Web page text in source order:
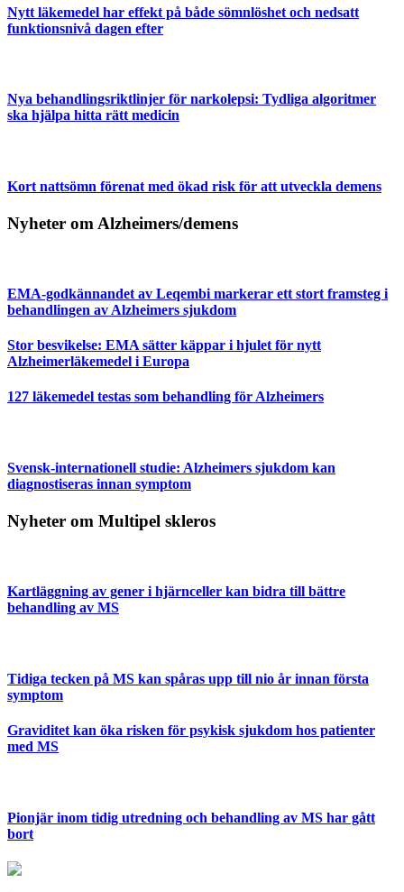
Nytt läkemedel har effekt på både sömnlöshet och nedsatt
funktionsnivå dagen efter
Nya behandlingsriktlinjer för narkolepsi: Tydliga algoritmer
ska hjälpa hitta rätt medicin
Kort nattsömn förenat med ökad risk för att utveckla demens
Nyheter om Alzheimers/demens
EMA-godkännandet av Leqembi markerar ett stort framsteg i
behandlingen av Alzheimers sjukdom
Stor besvikelse: EMA sätter käppar i hjulet för nytt
Alzheimerläkemedel i Europa
127 läkemedel testas som behandling för Alzheimers
Svensk-internationell studie: Alzheimers sjukdom kan
diagnostiseras innan symptom
Nyheter om Multipel skleros
Kartläggning av gener i hjärnceller kan bidra till bättre
behandling av MS
Tidiga tecken på MS kan spåras upp till nio år innan första
symptom
Graviditet kan öka risken för psykisk sjukdom hos patienter
med MS
Pionjär inom tidig utredning och behandling av MS har gått
bort